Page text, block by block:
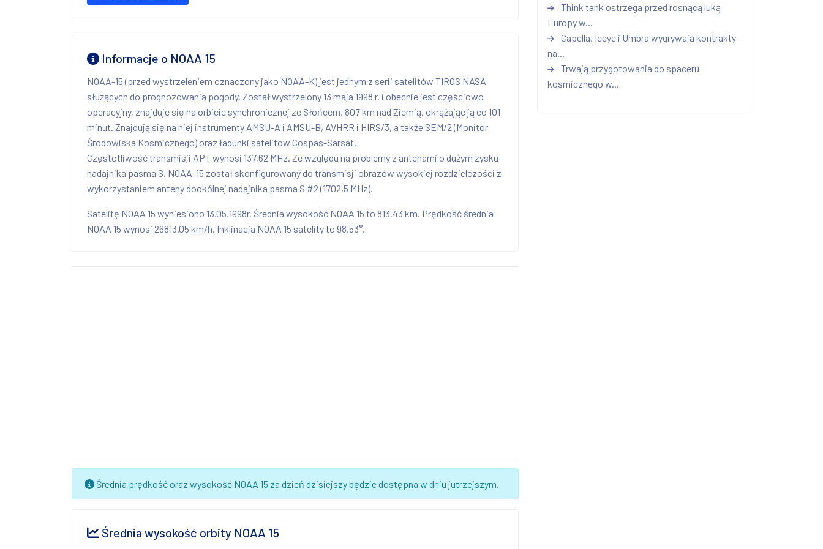
Informacje o NOAA 15
NOAA-15 (przed wystrzeleniem oznaczony jako NOAA-K) jest jednym z serii satelitów TIROS NASA
służących do prognozowania pogody. Został wystrzelony 13 maja 1998 r. i obecnie jest częściowo
operacyjny, znajduje się na orbicie synchronicznej ze Słońcem, 807 km nad Ziemią, okrążając ją co 101
minut. Znajdują się na niej instrumenty AMSU-A i AMSU-B, AVHRR i HIRS/3, a także SEM/2 (Monitor
Środowiska Kosmicznego) oraz ładunki satelitów Cospas-Sarsat.
Częstotliwość transmisji APT wynosi 137,62 MHz. Ze względu na problemy z antenami o dużym zysku
nadajnika pasma S, NOAA-15 został skonfigurowany do transmisji obrazów wysokiej rozdzielczości z
wykorzystaniem anteny dookólnej nadajnika pasma S #2 (1702,5 MHz).
Satelitę NOAA 15 wyniesiono 13.05.1998r. Średnia wysokość NOAA 15 to 813.43 km. Prędkość średnia
NOAA 15 wynosi 26813.05 km/h. Inklinacja NOAA 15 satelity to 98.53°.
Średnia prędkość oraz wysokość NOAA 15 za dzień dzisiejszy będzie dostępna w dniu jutrzejszym.
Średnia wysokość orbity NOAA 15
Think tank ostrzega przed rosnącą luką
Europy w...
Capella, Iceye i Umbra wygrywają kontrakty
na...
Trwają przygotowania do spaceru
kosmicznego w...